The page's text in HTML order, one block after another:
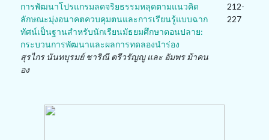
การพัฒนาโปรแกรมลดจริยธรรมหลุดตามแนวคิด
ลักษณะมุ่งอนาคตควบคุมตนและการเรียนรู้แบบฉาก
ทัศน์เป็นฐานสำหรับนักเรียนมัธยมศึกษาตอนปลาย:
กระบวนการพัฒนาและผลการทดลองนำร่อง
สุรไกร นันทบุรมย์ ชาริณี ตรีวรัญญู และ อัมพร ม้าคน
อง
212-
227